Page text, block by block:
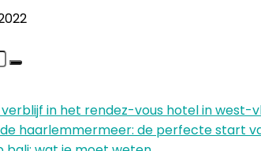
in het rendez-vous hotel in west-
haarlemmermeer: de perfecte start